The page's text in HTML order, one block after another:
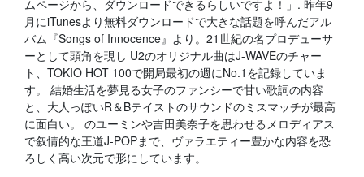
ムページから、ダウンロードできるらしいですよ！」. 昨年9
月にiTunesより無料ダウンロードで大きな話題を呼んだアル
バム『Songs of Innocence』より。21世紀の名プロデューサ
ーとして頭角を現し U2のオリジナル曲はJ-WAVEのチャー
ト、TOKIO HOT 100で開局最初の週にNo.1を記録していま
す。 結婚生活を夢見る女子のファンシーで甘い歌詞の内容
と、大人っぽいR＆Bテイストのサウンドのミスマッチが最高
に面白い。 のユーミンや吉田美奈子を思わせるメロディアス
で叙情的な王道J-POPまで、ヴァラエティー豊かな内容を恐
ろしく高い次元で形にしています。